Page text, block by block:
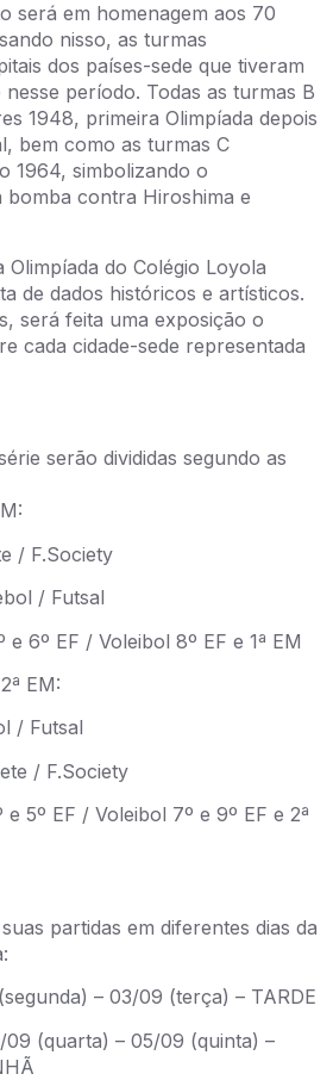
será em homenagem aos 70
nisso, as turmas
dos países-sede que tiveram
período. Todas as turmas B
1948, primeira Olimpíada depois
bem como as turmas C
1964, simbolizando o
bomba contra Hiroshima e
Olimpíada do Colégio Loyola
de dados históricos e artísticos.
será feita uma exposição o
cada cidade-sede representada
serão divididas segundo as
EM:
/ F.Society
/ Futsal
e 6º EF / Voleibol 8º EF e 1ª EM
EM:
/ Futsal
/ F.Society
e 5º EF / Voleibol 7º e 9º EF e 2ª
partidas em diferentes dias da
– 03/09 (terça) – TARDE
(quarta) – 05/09 (quinta) –